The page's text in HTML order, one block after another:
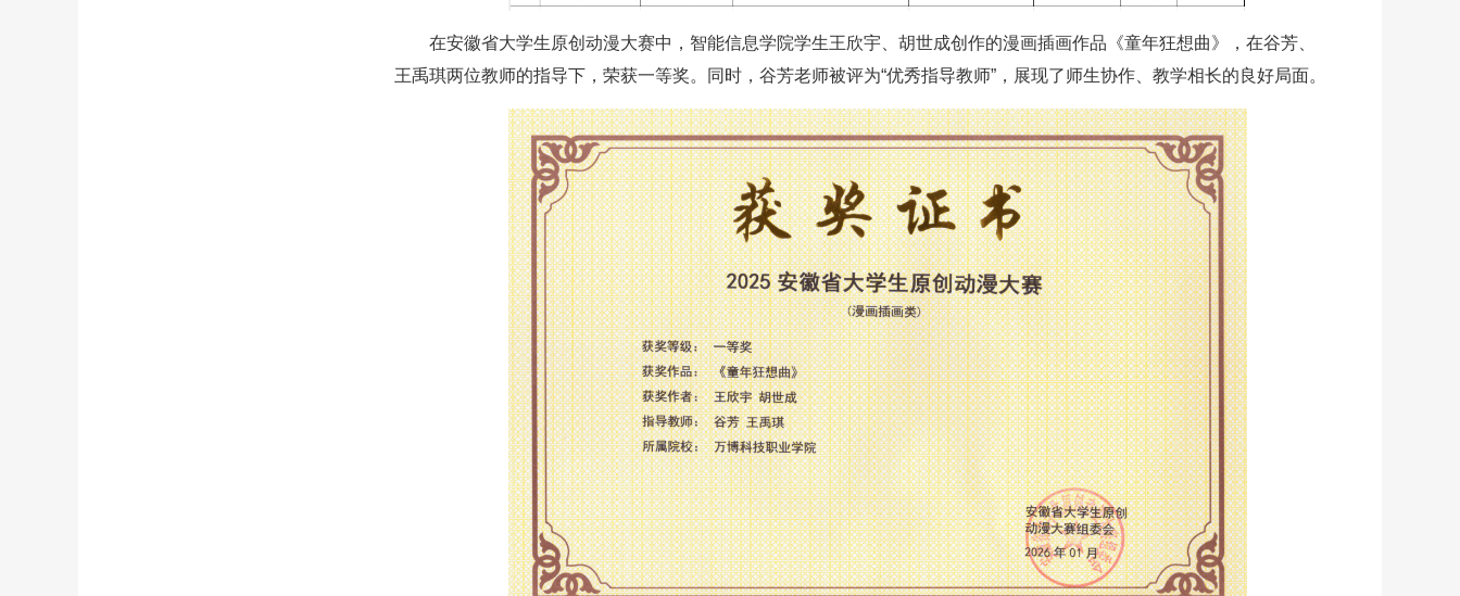
在安徽省大学生原创动漫大赛中，智能信息学院学生王欣宇、胡世成创作的漫画插画作品《童年狂想曲》，在谷芳、
王禹琪两位教师的指导下，荣获一等奖。同时，谷芳老师被评为“优秀指导教师”，展现了师生协作、教学相长的良好局面。